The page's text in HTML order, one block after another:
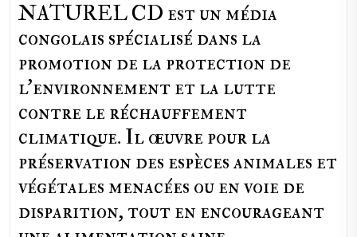
NATUREL CD est un média
congolais spécialisé dans la
promotion de la protection de
l’environnement et la lutte
contre le réchauffement
climatique. Il œuvre pour la
préservation des espèces animales et
végétales menacées ou en voie de
disparition, tout en encourageant